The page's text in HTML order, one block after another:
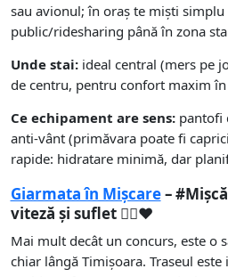
sau avionul; în oraș te miști
public/ridesharing până în zona
Unde stai:ideal central (mers pe
de centru, pentru confort maxim
Ce echipament are sens:pantofi
anti-vânt (primăvara poate fi
rapide: hidratare minimă, dar
Giarmata în Mișcare–
viteză și suflet 🏃‍♂️❤️
Mai mult decât un concurs, este o
chiar lângă Timișoara. Traseul